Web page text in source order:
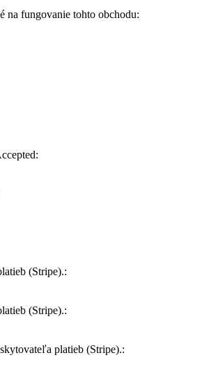
na fungovanie tohto obchodu:
(Stripe).:
(Stripe).:
platieb (Stripe).: